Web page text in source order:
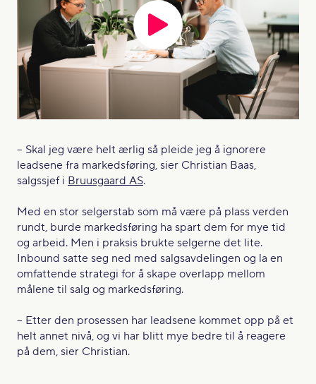
– Skal jeg være helt ærlig så pleide jeg å ignorere
leadsene fra markedsføring, sier Christian Baas,
salgssjef i Bruusgaard AS.
Med en stor selgerstab som må være på plass verden
rundt, burde markedsføring ha spart dem for mye tid
og arbeid. Men i praksis brukte selgerne det lite.
Inbound satte seg ned med salgsavdelingen og la en
omfattende strategi for å skape overlapp mellom
målene til salg og markedsføring.
– Etter den prosessen har leadsene kommet opp på et
helt annet nivå, og vi har blitt mye bedre til å reagere
på dem, sier Christian.